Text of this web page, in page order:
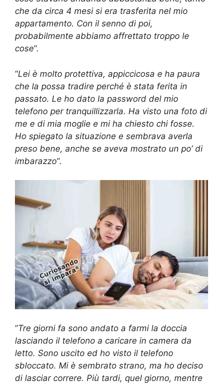
che da circa 4 mesi si era trasferita nel mio
appartamento. Con il senno di poi,
probabilmente abbiamo affrettato troppo le
cose“.
“Lei è molto protettiva, appiccicosa e ha paura
che la possa tradire perché è stata ferita in
passato. Le ho dato la password del mio
telefono per tranquillizzarla. Ha visto una foto di
me e di mia moglie e mi ha chiesto chi fosse.
Ho spiegato la situazione e sembrava averla
preso bene, anche se aveva mostrato un po’ di
imbarazzo“.
“Tre giorni fa sono andato a farmi la doccia
lasciando il telefono a caricare in camera da
letto. Sono uscito ed ho visto il telefono
sbloccato. Mi è sembrato strano, ma ho deciso
di lasciar correre. Più tardi, quel giorno, mentre